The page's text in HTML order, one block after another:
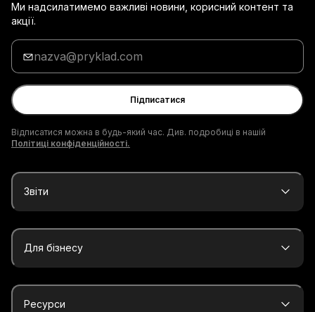
Ми надсилатимемо важливі новини, корисний контент та
акції.
Введи
адресу
електронної
пошти
Підписатися
Відписатися можна в будь-який час. Див. подробиці в нашій
Політиці конфіденційності.
Звіти
Для бізнесу
Ресурси